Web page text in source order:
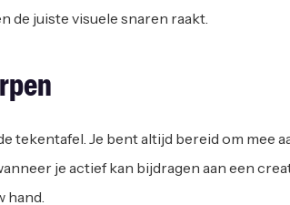
de juiste visuele snaren raakt.
tekentafel. Je bent altijd bereid om mee
je actief kan bijdragen aan een
hand.